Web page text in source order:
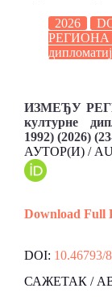
2026
РЕГИОНА
ИЗМЕЂУ
културне
1992) (2026)
АУТОР(И) /
Download Full
DOI: 10.46793/
САЖЕТАК /